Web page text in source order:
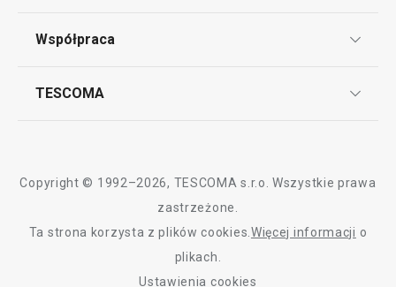
Bony podarunkowe
Dostawa i sposoby płatności
Współpraca
TESCOMA
Graficzne oznaczenie produktów
Polityka prywatności
Copyright © 1992–2026, TESCOMA s.r.o. Wszystkie prawa
zastrzeżone.
Ta strona korzysta z plików cookies. Więcej informacji o
plikach.
Ustawienia cookies